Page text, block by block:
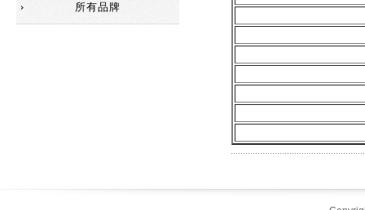
所有品牌